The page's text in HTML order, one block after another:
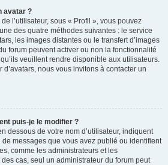
avatar ?
l’utilisateur, sous « Profil », vous pouvez
des quatre méthodes suivantes : le service
les images distantes ou le transfert d’images
forum peuvent activer ou non la fonctionnalité
veuillent rendre disponible aux utilisateurs.
nous vous invitons à contacter un
puis-je le modifier ?
dessous de votre nom d’utilisateur, indiquent
messages que vous avez publié ou identifient
comme les administrateurs et les
cas, seul un administrateur du forum peut